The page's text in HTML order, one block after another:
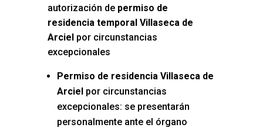
autorización depermiso de
residencia temporal Villaseca de
Arciel por circunstancias
excepcionales
Permiso de residencia Villaseca de
Arcielpor circunstancias
excepcionales: se presentarán
personalmente ante el órgano